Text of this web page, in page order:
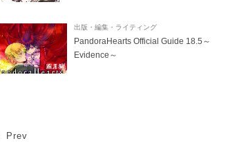
出版・編集・ライティング
PandoraHearts Official Guide 18.5～
Evidence～
Prev